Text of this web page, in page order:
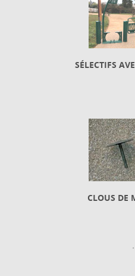
SÉLECTIFS
CLOUS DE
.